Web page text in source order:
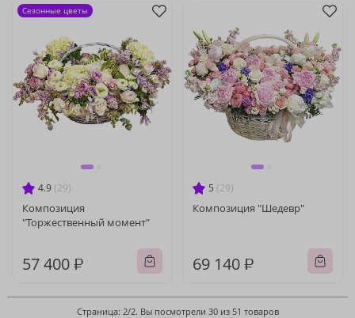
4.9 (29)
Композиция
"Торжественный момент"
57 400 ₽
Сезонные цветы
5 (29)
Композиция "Шедевр"
69 140 ₽
Страница: 2/2. Вы посмотрели 30 из 51 товаров